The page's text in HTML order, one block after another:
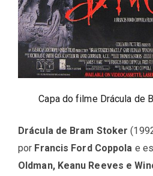
Capa do filme Drácula de
Drácula de Bram Stoker
por Francis Ford Coppola e
Oldman, Keanu Reeves e